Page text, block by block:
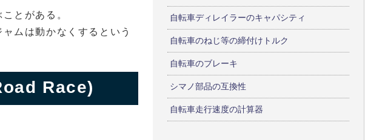
とがある。
ムは動かなくするという
Race)
自転車ディレイラーのキャパシティ
自転車のねじ等の締付けトルク
自転車のブレーキ
シマノ部品の互換性
自転車走行速度の計算器